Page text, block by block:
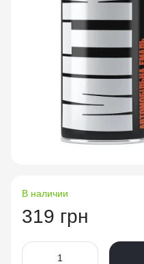
В наличии
319 грн